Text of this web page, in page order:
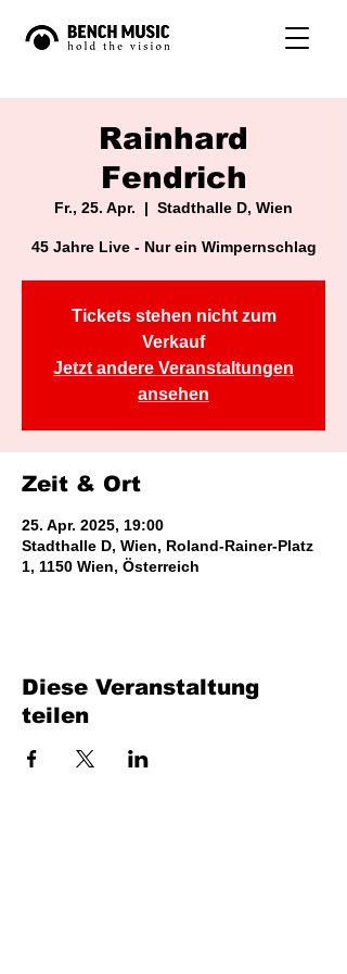
Rainhard
Fendrich
Fr., 25. Apr.
  |
Stadthalle D, Wien
45 Jahre Live - Nur ein Wimpernschlag
Tickets stehen nicht zum
Verkauf
Jetzt andere Veranstaltungen
ansehen
Zeit & Ort
25. Apr. 2025, 19:00
Stadthalle D, Wien, Roland-Rainer-Platz
1, 1150 Wien, Österreich
Diese Veranstaltung
teilen